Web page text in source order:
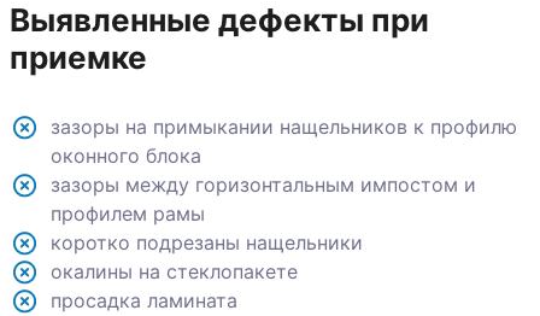
Выявленные дефекты при
приемке
зазоры на примыкании нащельников к профилю
оконного блока
зазоры между горизонтальным импостом и
профилем рамы
коротко подрезаны нащельники
окалины на стеклопакете
просадка ламината